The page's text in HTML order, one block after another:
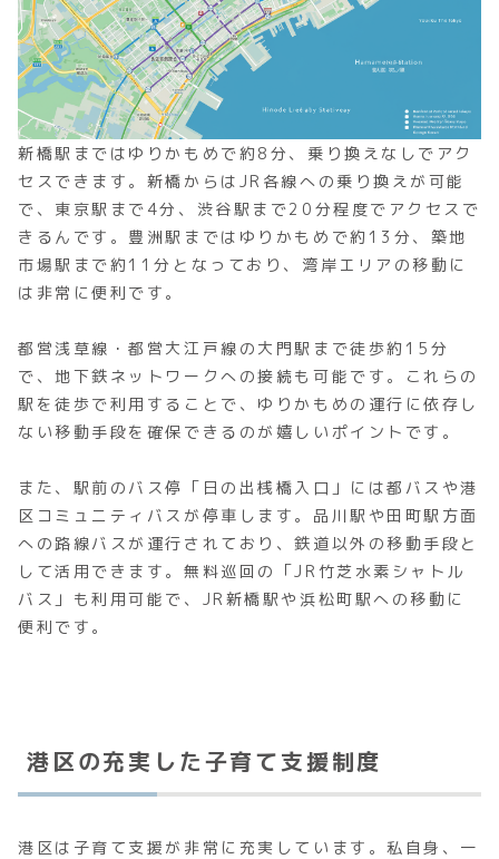
新橋駅まではゆりかもめで約8分、乗り換えなしでアク
セスできます。新橋からはJR各線への乗り換えが可能
で、東京駅まで4分、渋谷駅まで20分程度でアクセスで
きるんです。豊洲駅まではゆりかもめで約13分、築地
市場駅まで約11分となっており、湾岸エリアの移動に
は非常に便利です。
都営浅草線・都営大江戸線の大門駅まで徒歩約15分
で、地下鉄ネットワークへの接続も可能です。これらの
駅を徒歩で利用することで、ゆりかもめの運行に依存し
ない移動手段を確保できるのが嬉しいポイントです。
また、駅前のバス停「日の出桟橋入口」には都バスや港
区コミュニティバスが停車します。品川駅や田町駅方面
への路線バスが運行されており、鉄道以外の移動手段と
して活用できます。無料巡回の「JR竹芝水素シャトル
バス」も利用可能で、JR新橋駅や浜松町駅への移動に
便利です。
港区の充実した子育て支援制度
港区は子育て支援が非常に充実しています。私自身、一